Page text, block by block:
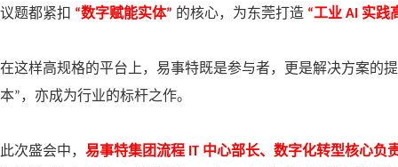
议题都紧扣 “数字赋能实体” 的核心，为东莞打造 “工业 AI 实践
在这样高规格的平台上，易事特既是参与者，更是解决方案的
本”，亦成为行业的标杆之作。
此次盛会中， 易事特集团流程 IT 中心部长、数字化转型核心负